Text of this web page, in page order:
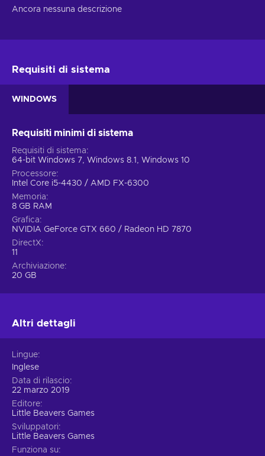
Ancora nessuna descrizione
Requisiti di sistema
WINDOWS
Requisiti minimi di sistema
Requisiti di sistema
64-bit Windows 7, Windows 8.1, Windows 10
Processore
Intel Core i5-4430 / AMD FX-6300
Memoria
8 GB RAM
Grafica
NVIDIA GeForce GTX 660 / Radeon HD 7870
DirectX
11
Archiviazione
20 GB
Altri dettagli
Lingue
Inglese
Data di rilascio
22 marzo 2019
Editore
Little Beavers Games
Sviluppatori
Little Beavers Games
Funziona su